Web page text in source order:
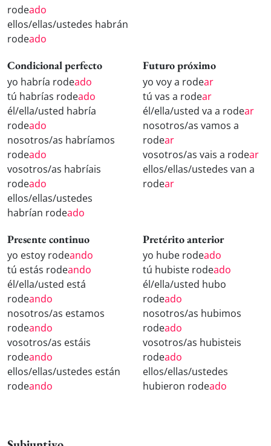
rodeado
ellos/ellas/ustedes habrán
rodeado
Condicional perfecto
yo habría rodeado
tú habrías rodeado
él/ella/usted habría
rodeado
nosotros/as habríamos
rodeado
vosotros/as habríais
rodeado
ellos/ellas/ustedes
habrían rodeado
Futuro próximo
yo voy a rodear
tú vas a rodear
él/ella/usted va a rodear
nosotros/as vamos a
rodear
vosotros/as vais a rodear
ellos/ellas/ustedes van a
rodear
Presente continuo
yo estoy rodeando
tú estás rodeando
él/ella/usted está
rodeando
nosotros/as estamos
rodeando
vosotros/as estáis
rodeando
ellos/ellas/ustedes están
rodeando
Pretérito anterior
yo hube rodeado
tú hubiste rodeado
él/ella/usted hubo
rodeado
nosotros/as hubimos
rodeado
vosotros/as hubisteis
rodeado
ellos/ellas/ustedes
hubieron rodeado